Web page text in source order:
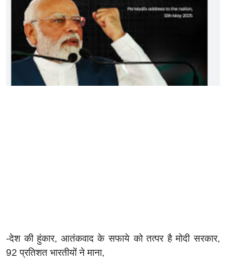
-देश की हुंकार, आतंकवाद के सफाये को तत्पर है मोदी सरकार,
92प्रतिशत भारतीयों ने माना,